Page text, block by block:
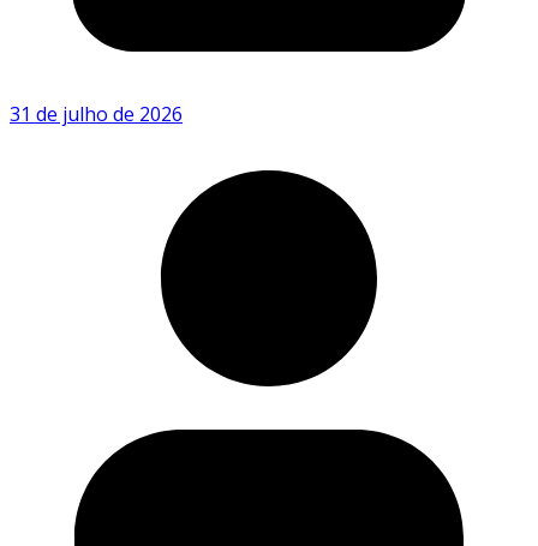
31 de julho de 2026